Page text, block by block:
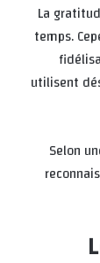
La
temps.
utilisent
Selon